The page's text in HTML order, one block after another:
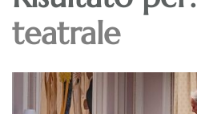
teatrale